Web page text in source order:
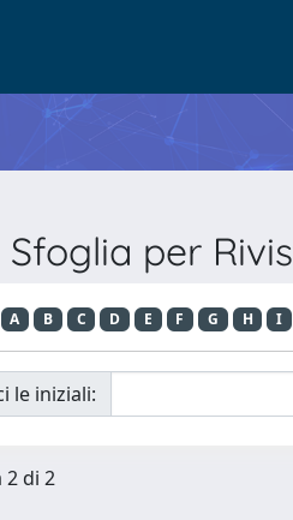
Sfoglia per
A B C D E F G H I
le iniziali:
di 2